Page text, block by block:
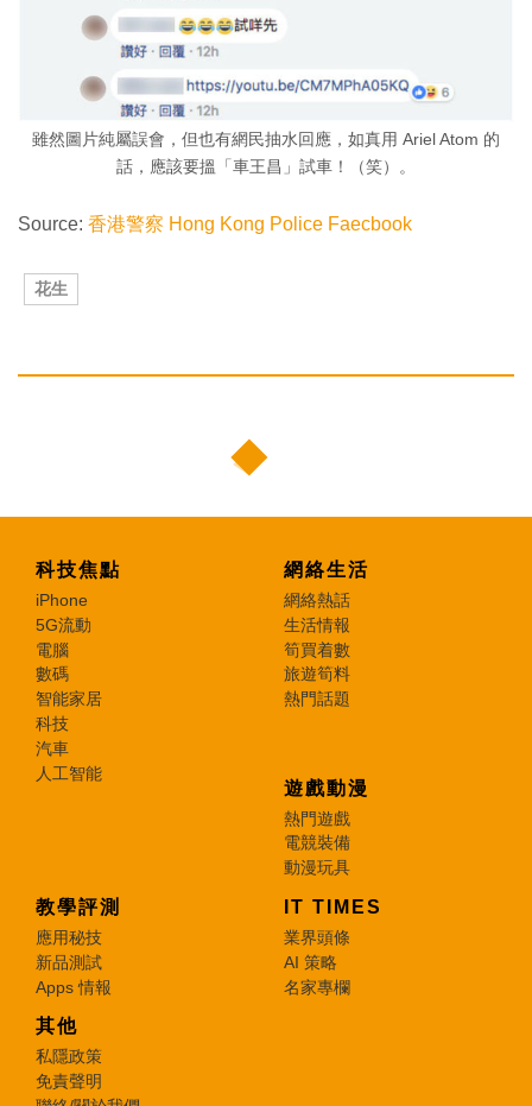
雖然圖片純屬誤會，但也有網民抽水回應，如真用 Ariel Atom 的
話，應該要搵「車王昌」試車！（笑）。
Source: 香港警察 Hong Kong Police Faecbook
花生
科技焦點
iPhone
5G流動
電腦
數碼
智能家居
科技
汽車
人工智能
網絡生活
網絡熱話
生活情報
筍買着數
旅遊筍料
熱門話題
遊戲動漫
熱門遊戲
電競裝備
動漫玩具
教學評測
應用秘技
新品測試
Apps 情報
IT TIMES
業界頭條
AI 策略
名家專欄
其他
私隱政策
免責聲明